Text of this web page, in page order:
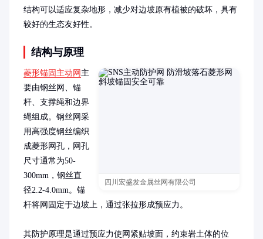
结构可以适应复杂地形，减少对边坡原有植被的破坏，具有
较好的生态友好性。
结构与原理
四川宏盛发金属丝网有限公司
菱形锚固主动网 主
要由钢丝网、锚
杆、支撑绳和边界
绳组成。钢丝网采
用高强度钢丝编织
成菱形网孔，网孔
尺寸通常为50-
300mm，钢丝直
径2.2-4.0mm。锚
杆将网固定于边坡上，通过张拉形成预应力。
其防护原理是通过预应力使网紧贴坡面，约束岩土体的位